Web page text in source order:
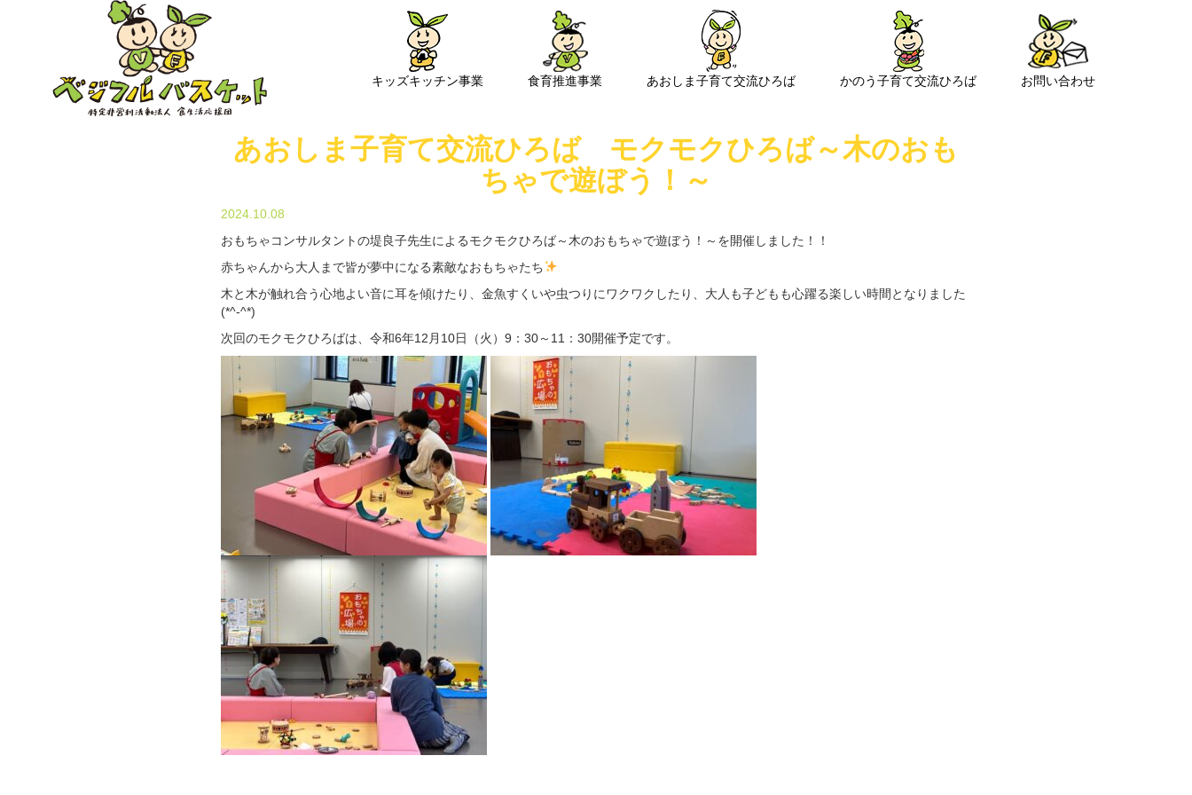
キッズキッチン事業 食育推進事業 あおしま子育て交流ひろば かのう子育て交流ひろば お問い合わせ
あおしま子育て交流ひろば モクモクひろば～木のおも
ちゃで遊ぼう！～
2024.10.08
おもちゃコンサルタントの堤良子先生によるモクモクひろば～木のおもちゃで遊ぼう！～を開催しました！！
赤ちゃんから大人まで皆が夢中になる素敵なおもちゃたち
木と木が触れ合う心地よい音に耳を傾けたり、金魚すくいや虫つりにワクワクしたり、大人も子どもも心躍る楽しい時間となりました
(*^-^*)
次回のモクモクひろばは、令和6年12月10日（火）9：30～11：30開催予定です。